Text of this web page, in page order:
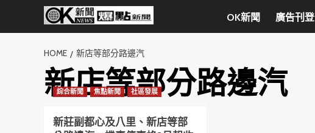
OK新聞 廣告刊登
HOME 新店等部分路邊汽
新店等部分路邊汽
綜合新聞 焦點新聞 社區發展
新莊副都心及八里、新店等部